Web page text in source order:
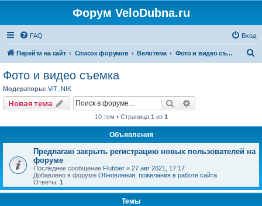
Форум VeloDubna.ru
FAQ Вход
Перейти на сайт Список форумов Велотема Фото и видео съемка
Фото и видео съемка
Модераторы: ViT NIK
Новая тема Поиск
10 тем • Страница 1 из 1
Объявления
Предлагаю закрыть регистрацию новых пользователей на
форуме
Последнее сообщение Flubber « 27 авг 2021, 17:17
Добавлено в форуме Обновления, пожелания в работе сайта
Ответы: 1
Темы